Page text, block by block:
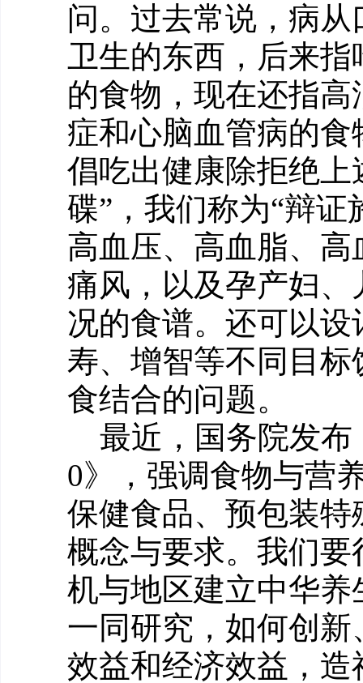
问。过去常说，病
卫生的东西，后来
的食物，现在还指
症和心脑血管病的
倡吃出健康除拒绝
碟”，我们称为“辩
高血压、高血脂、
痛风，以及孕产妇
况的食谱。还可以
寿、增智等不同目
食结合的问题。
最近，国务院发布
0》，强调食物与营
保健食品、预包装
概念与要求。我们
机与地区建立中华
一同研究，如何创
效益和经济效益，